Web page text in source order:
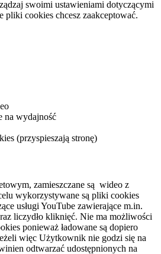
swoimi ustawieniami dotyczącymi
cookies chcesz zaakceptować.
na wydajność
(przyspieszają stronę)
zamieszczane są wideo z
wykorzystywane są pliki cookies
usługi YouTube zawierające m.in.
liczydło kliknięć. Nie ma możliwości
ponieważ ładowane są dopiero
więc Użytkownik nie godzi się na
odtwarzać udostępnionych na